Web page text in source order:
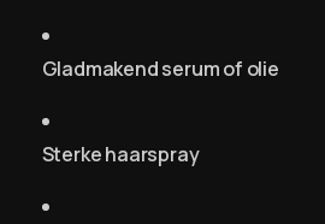
Gladmakend serum of olie
Sterke haarspray